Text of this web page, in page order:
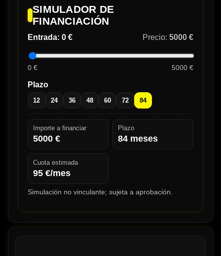
SIMULADOR DE
FINANCIACIÓN
Entrada: 0 € Precio: 5000 €
0 € 5000 €
Plazo
12 24 36 48 60 72 84
Importe a financiar
5000 €
Plazo
84 meses
Cuota estimada
95 €/mes
Simulación no vinculante; sujeta a aprobación.